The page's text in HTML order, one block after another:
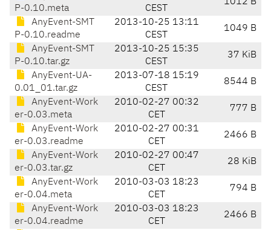
P-0.10.meta
CEST
AnyEvent-SMT
P-0.10.readme
2013-10-25 13:11
CEST
1049 B
AnyEvent-SMT
P-0.10.tar.gz
2013-10-25 15:35
CEST
37 KiB
AnyEvent-UA-
0.01_01.tar.gz
2013-07-18 15:19
CEST
8544 B
AnyEvent-Work
er-0.03.meta
2010-02-27 00:32
CET
777 B
AnyEvent-Work
er-0.03.readme
2010-02-27 00:31
CET
2466 B
AnyEvent-Work
er-0.03.tar.gz
2010-02-27 00:47
CET
28 KiB
AnyEvent-Work
er-0.04.meta
2010-03-03 18:23
CET
794 B
AnyEvent-Work
er-0.04.readme
2010-03-03 18:23
CET
2466 B